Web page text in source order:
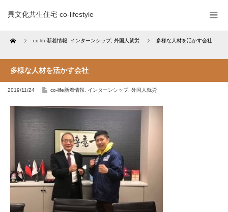
異文化共生住宅 co-lifestyle
Home co-life新着情報 インターンシップ, 外国人就労 多様な人材を活かす会社
多様な人材を活かす会社
2019/11/24 co-life新着情報 インターンシップ, 外国人就労